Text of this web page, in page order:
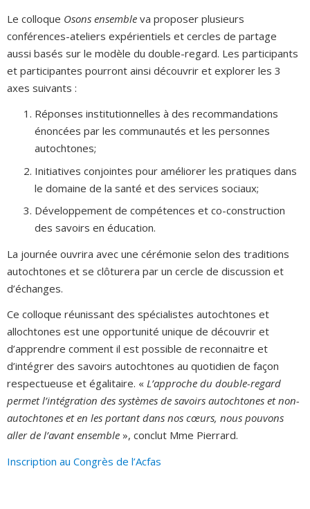
Le colloque Osons ensemble va proposer plusieurs
conférences-ateliers expérientiels et cercles de partage
aussi basés sur le modèle du double-regard. Les participants
et participantes pourront ainsi découvrir et explorer les 3
axes suivants :
Réponses institutionnelles à des recommandations
énoncées par les communautés et les personnes
autochtones;
Initiatives conjointes pour améliorer les pratiques dans
le domaine de la santé et des services sociaux;
Développement de compétences et co-construction
des savoirs en éducation.
La journée ouvrira avec une cérémonie selon des traditions
autochtones et se clôturera par un cercle de discussion et
d’échanges.
Ce colloque réunissant des spécialistes autochtones et
allochtones est une opportunité unique de découvrir et
d’apprendre comment il est possible de reconnaitre et
d’intégrer des savoirs autochtones au quotidien de façon
respectueuse et égalitaire. « L’approche du double-regard
permet l’intégration des systèmes de savoirs autochtones et non-
autochtones et en les portant dans nos cœurs, nous pouvons
aller de l’avant ensemble », conclut Mme Pierrard.
Inscription au Congrès de l’Acfas